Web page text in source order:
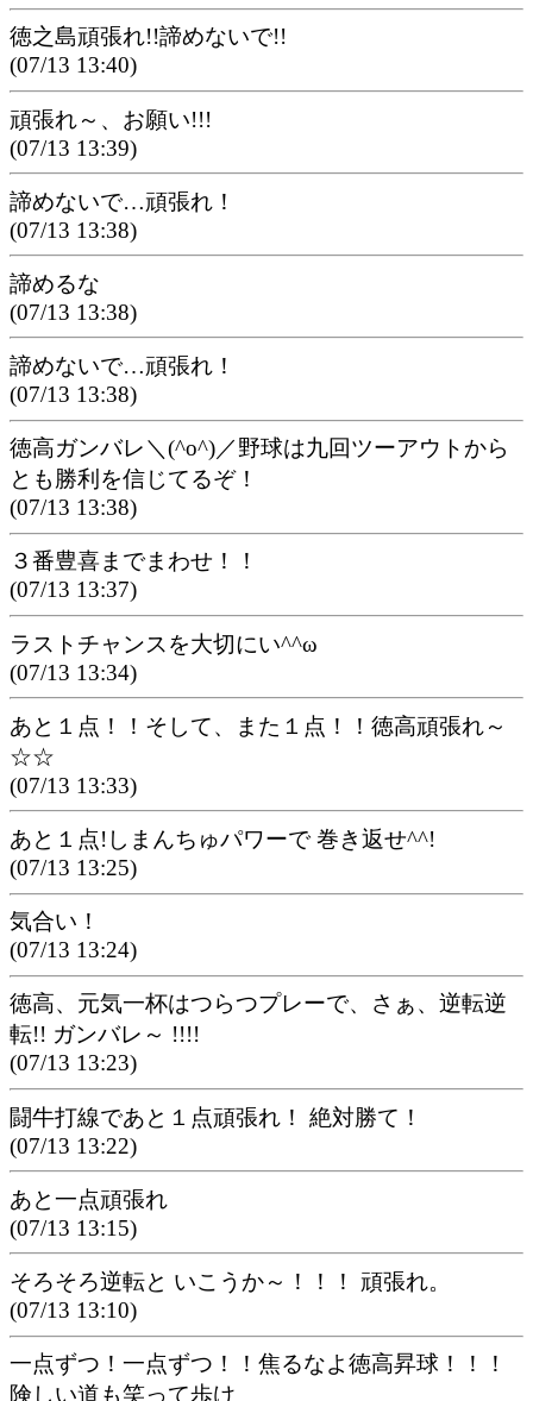
徳之島頑張れ!!諦めないで!!
(07/13 13:40)
頑張れ～、お願い!!!
(07/13 13:39)
諦めないで…頑張れ！
(07/13 13:38)
諦めるな
(07/13 13:38)
諦めないで…頑張れ！
(07/13 13:38)
徳高ガンバレ＼(^o^)／野球は九回ツーアウトから
とも勝利を信じてるぞ！
(07/13 13:38)
３番豊喜までまわせ！！
(07/13 13:37)
ラストチャンスを大切にい^^ω
(07/13 13:34)
あと１点！！そして、また１点！！徳高頑張れ～
☆☆
(07/13 13:33)
あと１点!しまんちゅパワーで 巻き返せ^^!
(07/13 13:25)
気合い！
(07/13 13:24)
徳高、元気一杯はつらつプレーで、さぁ、逆転逆
転!! ガンバレ～ !!!!
(07/13 13:23)
闘牛打線であと１点頑張れ！ 絶対勝て！
(07/13 13:22)
あと一点頑張れ
(07/13 13:15)
そろそろ逆転と いこうか～！！！ 頑張れ。
(07/13 13:10)
一点ずつ！一点ずつ！！焦るなよ徳高昇球！！！
険しい道も笑って歩け